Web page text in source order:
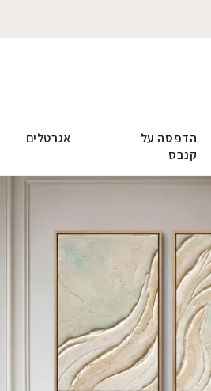
הדפסה על
קנבס
אגרטלים